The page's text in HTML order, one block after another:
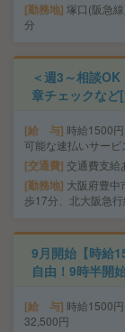
勤務地 塚口(阪急
分
＜週3～相談
章チェックなど
給 与 時給1500
可能な速払いサービ
交通費 交通費支給
勤務地 大阪府豊
歩17分、北大阪急
9月開始【時給
自由！9時半開
給 与 時給1500
32,500円